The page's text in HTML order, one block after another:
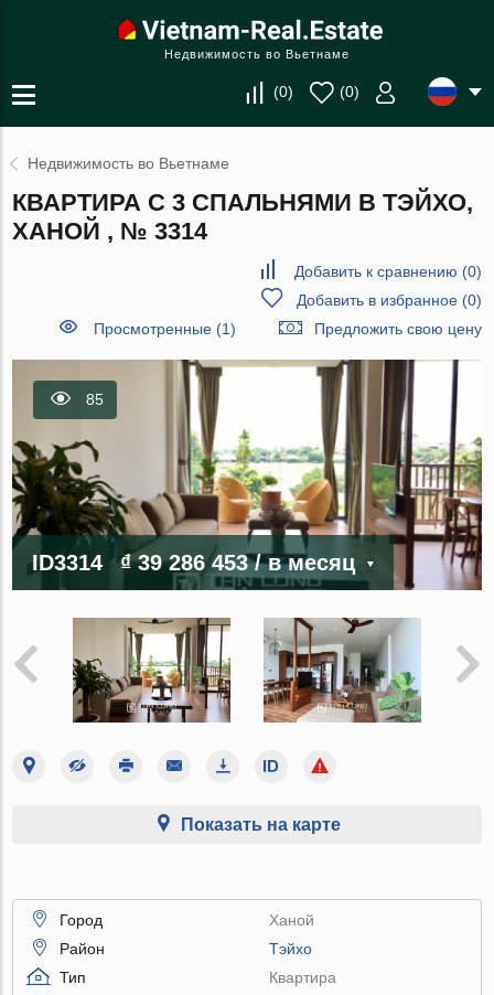
Недвижимость во Вьетнаме
(0) (0)
Недвижимость во Вьетнаме
КВАРТИРА С 3 СПАЛЬНЯМИ В ТЭЙХО,
ХАНОЙ , № 3314
Добавить к сравнению (0)
Добавить в избранное(0)
Просмотренные (1)
Предложить свою цену
85
ID3314 ₫ 39 286 453/ в месяц
Показать на карте
Город
Ханой
Район
Тэйхо
Тип
Квартира